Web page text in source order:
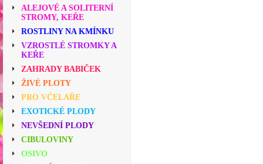
ALEJOVÉ A SOLITERNÍ
STROMY, KEŘE
ROSTLINY NA KMÍNKU
VZROSTLÉ STROMKY A
KEŘE
ZAHRADY BABIČEK
ŽIVÉ PLOTY
PRO VČELAŘE
EXOTICKÉ PLODY
NEVŠEDNÍ PLODY
CIBULOVINY
OSIVO